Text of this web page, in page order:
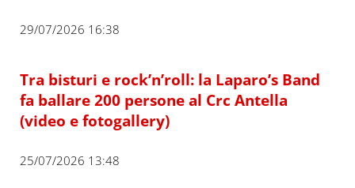
29/07/2026 16:38
Tra bisturi e rock’n’roll: la Laparo’s Band
fa ballare 200 persone al Crc Antella
(video e fotogallery)
25/07/2026 13:48